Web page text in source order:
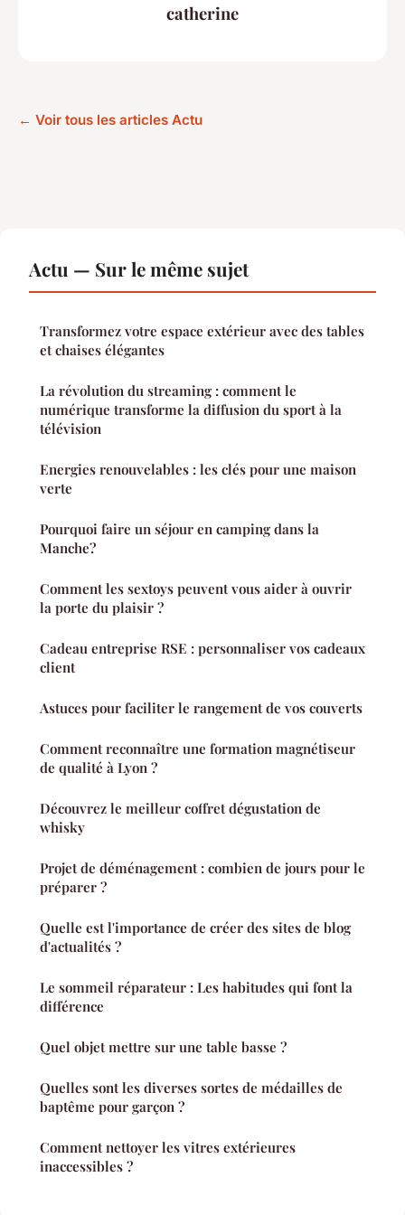
catherine
← Voir tous les articles Actu
Actu — Sur le même sujet
Transformez votre espace extérieur avec des tables
et chaises élégantes
La révolution du streaming : comment le
numérique transforme la diffusion du sport à la
télévision
Energies renouvelables : les clés pour une maison
verte
Pourquoi faire un séjour en camping dans la
Manche?
Comment les sextoys peuvent vous aider à ouvrir
la porte du plaisir ?
Cadeau entreprise RSE : personnaliser vos cadeaux
client
Astuces pour faciliter le rangement de vos couverts
Comment reconnaître une formation magnétiseur
de qualité à Lyon ?
Découvrez le meilleur coffret dégustation de
whisky
Projet de déménagement : combien de jours pour le
préparer ?
Quelle est l'importance de créer des sites de blog
d'actualités ?
Le sommeil réparateur : Les habitudes qui font la
différence
Quel objet mettre sur une table basse ?
Quelles sont les diverses sortes de médailles de
baptême pour garçon ?
Comment nettoyer les vitres extérieures
inaccessibles ?